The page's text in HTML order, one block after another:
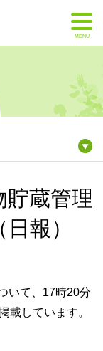
MENU
蔵管理
報）
いて、17時20分
載しています。